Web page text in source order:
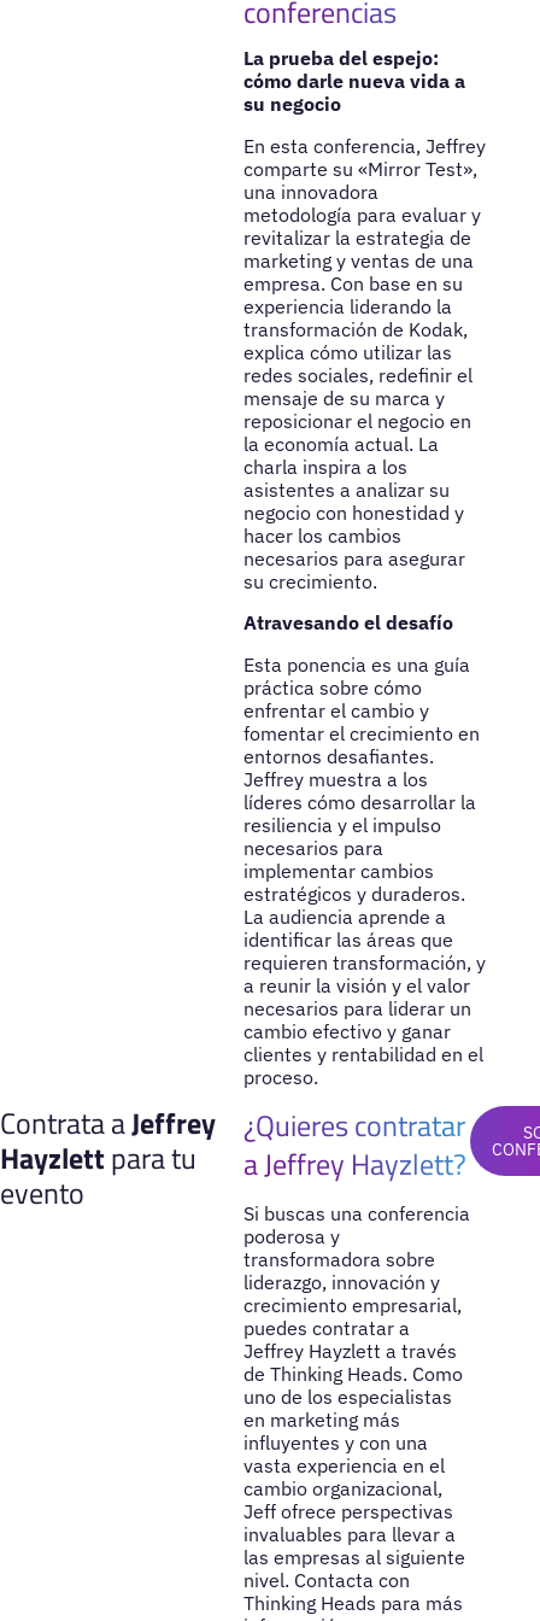
conferencias
La prueba del espejo:
cómo darle nueva vida a
su negocio
En esta conferencia, Jeffrey
comparte su «Mirror Test»,
una innovadora
metodología para evaluar y
revitalizar la estrategia de
marketing y ventas de una
empresa. Con base en su
experiencia liderando la
transformación de Kodak,
explica cómo utilizar las
redes sociales, redefinir el
mensaje de su marca y
reposicionar el negocio en
la economía actual. La
charla inspira a los
asistentes a analizar su
negocio con honestidad y
hacer los cambios
necesarios para asegurar
su crecimiento.
Atravesando el desafío
Esta ponencia es una guía
práctica sobre cómo
enfrentar el cambio y
fomentar el crecimiento en
entornos desafiantes.
Jeffrey muestra a los
líderes cómo desarrollar la
resiliencia y el impulso
necesarios para
implementar cambios
estratégicos y duraderos.
La audiencia aprende a
identificar las áreas que
requieren transformación, y
a reunir la visión y el valor
necesarios para liderar un
cambio efectivo y ganar
clientes y rentabilidad en el
proceso.
Contrata aJeffrey
Hayzlettpara tu
evento
¿Quieres contratar
a Jeffrey Hayzlett?
Si buscas una conferencia
poderosa y
transformadora sobre
liderazgo, innovación y
crecimiento empresarial,
puedes contratar a
Jeffrey Hayzlett a través
de Thinking Heads. Como
uno de los especialistas
en marketing más
influyentes y con una
vasta experiencia en el
cambio organizacional,
Jeff ofrece perspectivas
invaluables para llevar a
las empresas al siguiente
nivel. Contacta con
Thinking Heads para más